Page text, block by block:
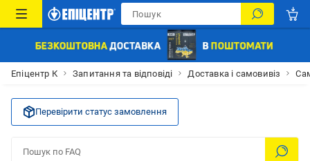
Епіцентр К Запитання та відповіді Доставка і самовивіз
Перевірити статус замовлення